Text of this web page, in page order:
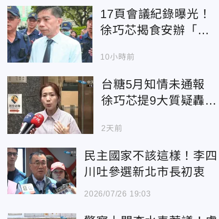
17頁會議紀錄曝光！
徐巧芯揭食安辦「引
向
10小時前
台糖5月知情未通報
徐巧芯提9大質疑轟：
友友」
2天前
民主國家不該這樣！李四
川吐參選新北市長初衷
2026/07/26 19:03